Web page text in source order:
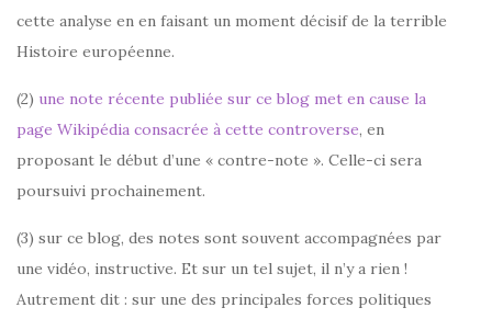
cette analyse en en faisant un moment décisif de la terrible
Histoire européenne.
(2) une note récente publiée sur ce blog met en cause la
page Wikipédia consacrée à cette controverse, en
proposant le début d’une « contre-note ». Celle-ci sera
poursuivi prochainement.
(3) sur ce blog, des notes sont souvent accompagnées par
une vidéo, instructive. Et sur un tel sujet, il n’y a rien !
Autrement dit : sur une des principales forces politiques